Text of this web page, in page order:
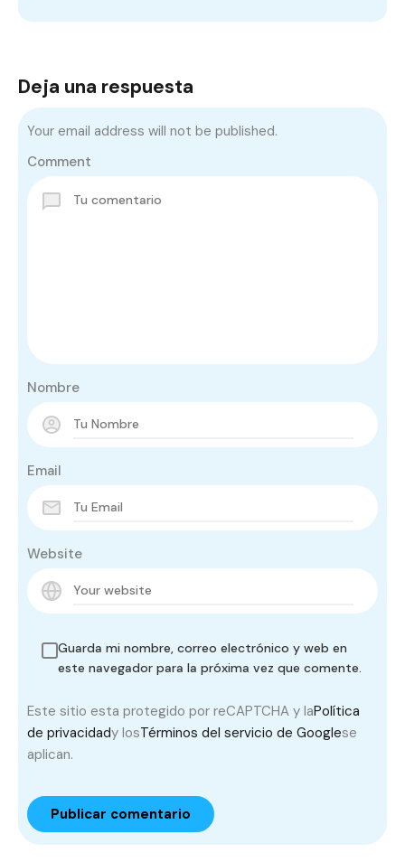
Deja una respuesta
Your email address will not be published.
Comment
Nombre
Email
Website
Guarda mi nombre, correo electrónico y web en
este navegador para la próxima vez que comente.
Este sitio esta protegido por reCAPTCHA y laPolítica
de privacidady losTérminos del servicio de Googlese
aplican.